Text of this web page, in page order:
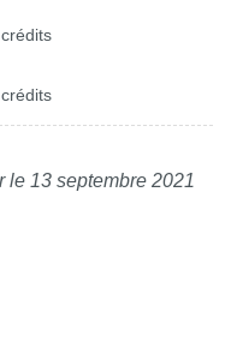
le 13 septembre 2021